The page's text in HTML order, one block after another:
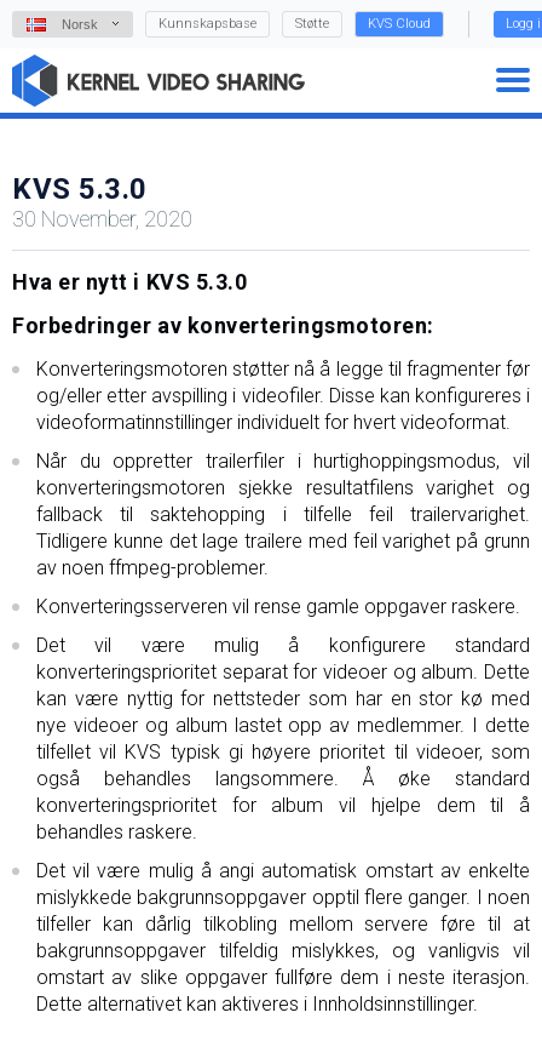
Norsk Kunnskapsbase Støtte KVS Cloud Logg
KVS 5.3.0
30 November, 2020
Hva er nytt i KVS 5.3.0
Forbedringer av konverteringsmotoren:
Konverteringsmotoren støtter nå å legge til fragmenter før
og/eller etter avspilling i videofiler. Disse kan konfigureres i
videoformatinnstillinger individuelt for hvert videoformat.
Når du oppretter trailerfiler i hurtighoppingsmodus, vil
konverteringsmotoren sjekke resultatfilens varighet og
fallback til saktehopping i tilfelle feil trailervarighet.
Tidligere kunne det lage trailere med feil varighet på grunn
av noen ffmpeg-problemer.
Konverteringsserveren vil rense gamle oppgaver raskere.
Det vil være mulig å konfigurere standard
konverteringsprioritet separat for videoer og album. Dette
kan være nyttig for nettsteder som har en stor kø med
nye videoer og album lastet opp av medlemmer. I dette
tilfellet vil KVS typisk gi høyere prioritet til videoer, som
også behandles langsommere. Å øke standard
konverteringsprioritet for album vil hjelpe dem til å
behandles raskere.
Det vil være mulig å angi automatisk omstart av enkelte
mislykkede bakgrunnsoppgaver opptil flere ganger. I noen
tilfeller kan dårlig tilkobling mellom servere føre til at
bakgrunnsoppgaver tilfeldig mislykkes, og vanligvis vil
omstart av slike oppgaver fullføre dem i neste iterasjon.
Dette alternativet kan aktiveres i Innholdsinnstillinger.